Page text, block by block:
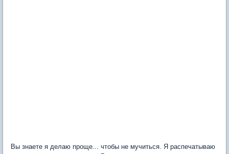
Вы знаете я делаю проще... чтобы не мучиться. Я распечатываю